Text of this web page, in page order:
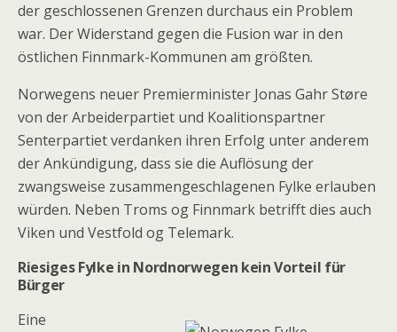
der geschlossenen Grenzen durchaus ein Problem
war. Der Widerstand gegen die Fusion war in den
östlichen Finnmark-Kommunen am größten.
Norwegens neuer Premierminister Jonas Gahr Støre
von der Arbeiderpartiet und Koalitionspartner
Senterpartiet verdanken ihren Erfolg unter anderem
der Ankündigung, dass sie die Auflösung der
zwangsweise zusammengeschlagenen Fylke erlauben
würden. Neben Troms og Finnmark betrifft dies auch
Viken und Vestfold og Telemark.
Riesiges Fylke in Nordnorwegen kein Vorteil für
Bürger
Eine